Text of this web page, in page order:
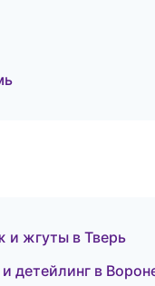
жгуты в Тверь
детейлинг в